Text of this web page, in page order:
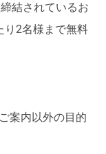
結されているお
り2名様まで無料
案内以外の目的